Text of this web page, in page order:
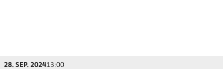
28. SEP. 202413:00